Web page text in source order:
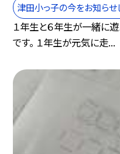
津田小っ子の今をお知らせ
１年生と６年生が一緒に
です。 １年生が元気に走...